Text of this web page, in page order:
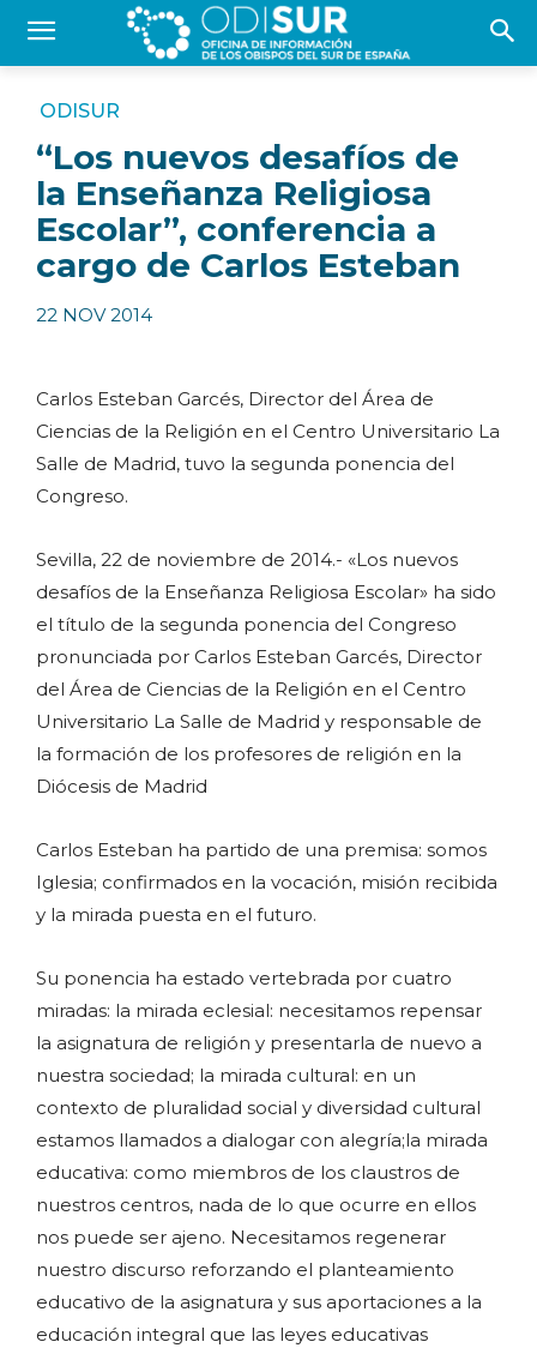
ODISUR
“Los nuevos desafíos de
la Enseñanza Religiosa
Escolar”, conferencia a
cargo de Carlos Esteban
22 NOV 2014
Carlos Esteban Garcés, Director del Área de
Ciencias de la Religión en el Centro Universitario La
Salle de Madrid, tuvo la segunda ponencia del
Congreso.
Sevilla, 22 de noviembre de 2014.- «Los nuevos
desafíos de la Enseñanza Religiosa Escolar» ha sido
el título de la segunda ponencia del Congreso
pronunciada por Carlos Esteban Garcés, Director
del Área de Ciencias de la Religión en el Centro
Universitario La Salle de Madrid y responsable de
la formación de los profesores de religión en la
Diócesis de Madrid
Carlos Esteban ha partido de una premisa: somos
Iglesia; confirmados en la vocación, misión recibida
y la mirada puesta en el futuro.
Su ponencia ha estado vertebrada por cuatro
miradas: la mirada eclesial: necesitamos repensar
la asignatura de religión y presentarla de nuevo a
nuestra sociedad; la mirada cultural: en un
contexto de pluralidad social y diversidad cultural
estamos llamados a dialogar con alegría;la mirada
educativa: como miembros de los claustros de
nuestros centros, nada de lo que ocurre en ellos
nos puede ser ajeno. Necesitamos regenerar
nuestro discurso reforzando el planteamiento
educativo de la asignatura y sus aportaciones a la
educación integral que las leyes educativas